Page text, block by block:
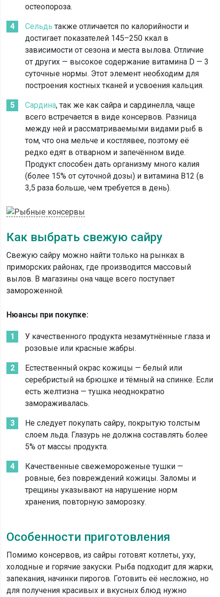
остеопороза.
Сельдь также отличается по калорийности и
достигает показателей 145–250 ккал в
зависимости от сезона и места вылова. Отличие
от других — высокое содержание витамина D — 3
суточные нормы. Этот элемент необходим для
построения костных тканей и усвоения кальция.
Сардина, так же как сайра и сардинелла, чаще
всего встречается в виде консервов. Разница
между ней и рассматриваемыми видами рыб в
том, что она мельче и костлявее, поэтому её
редко едят в отварном и запечённом виде.
Продукт способен дать организму много калия
(более 15% от суточной дозы) и витамина В12 (в
3,5 раза больше, чем требуется в день).
Как выбрать свежую сайру
Свежую сайру можно найти только на рынках в
приморских районах, где производится массовый
вылов. В магазины она чаще всего поступает
замороженной.
Нюансы при покупке:
У качественного продукта незамутнённые глаза и
розовые или красные жабры.
Естественный окрас кожицы — белый или
серебристый на брюшке и тёмный на спинке. Если
есть желтизна — тушка неоднократно
замораживалась.
Не следует покупать сайру, покрытую толстым
слоем льда. Глазурь не должна составлять более
5% от массы продукта.
Качественные свежемороженые тушки —
ровные, без повреждений кожицы. Заломы и
трещины указывают на нарушение норм
хранения, повторную заморозку.
Особенности приготовления
Помимо консервов, из сайры готовят котлеты, уху,
холодные и горячие закуски. Рыба подходит для жарки,
запекания, начинки пирогов. Готовить её несложно, но
для получения красивых и вкусных блюд нужно